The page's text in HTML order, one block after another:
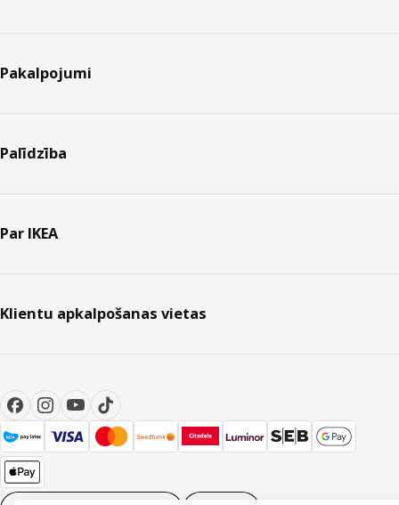
Pakalpojumi
Palīdzība
Par IKEA
Klientu apkalpošanas vietas